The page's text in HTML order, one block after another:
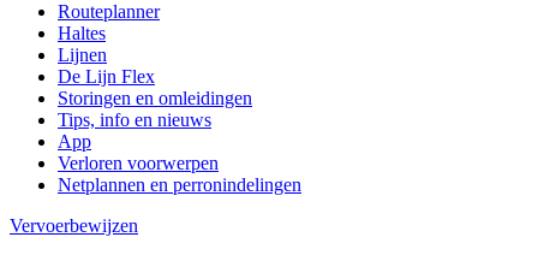
Routeplanner
Haltes
Lijnen
De Lijn Flex
Storingen en omleidingen
Tips, info en nieuws
App
Verloren voorwerpen
Netplannen en perronindelingen
Vervoerbewijzen